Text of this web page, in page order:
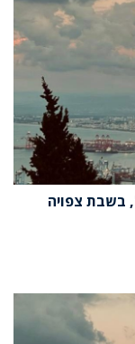
חם מהרגיל, בשבת צפויה